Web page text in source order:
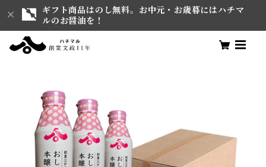
ギフト商品はのし無料。お中元・お歳暮にはハチマ
ルのお醤油を！